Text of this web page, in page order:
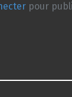
pour